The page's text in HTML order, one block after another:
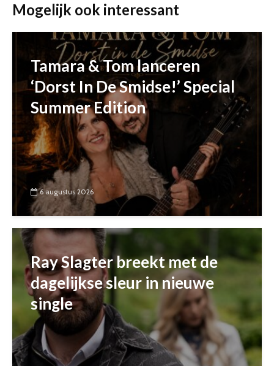
Mogelijk ook interessant
Tamara & Tom lanceren
‘Dorst In De Smidse!’ Special
Summer Edition
6 augustus 2026
Ray Slagter breekt met de
dagelijkse sleur in nieuwe
single